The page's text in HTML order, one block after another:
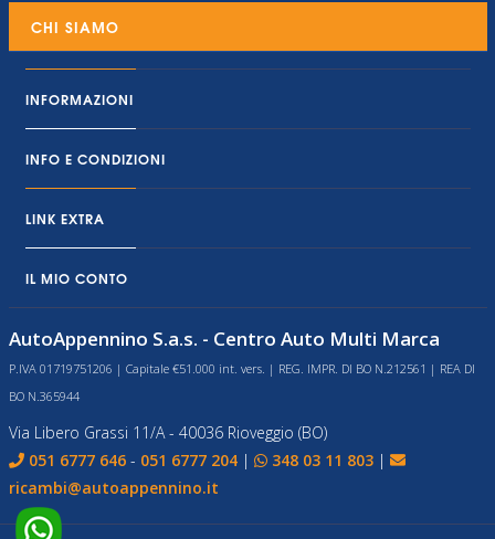
CHI SIAMO
INFORMAZIONI
INFO E CONDIZIONI
LINK EXTRA
IL MIO CONTO
AutoAppennino S.a.s. - Centro Auto Multi Marca
P.IVA 01719751206 | Capitale €51.000 int. vers. | REG. IMPR. DI BO N.212561 | REA DI
BO N.365944
Via Libero Grassi 11/A - 40036 Rioveggio (BO)
051 6777 646 - 051 6777 204 | 348 03 11 803 |
ricambi@autoappennino.it